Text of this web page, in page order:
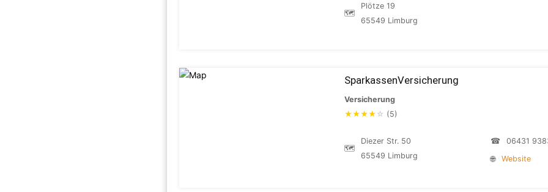
🗺
Plötze 19
65549 Limburg
SparkassenVersicherung
Versicherung
★★★★ ☆ (5)
🗺
Diezer Str. 50
65549 Limburg
☎
06431
🌐
Website